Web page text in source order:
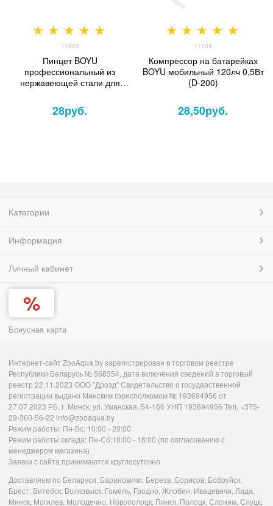
11620
Пинцет BOYU
профессиональный из
нержавеющей стали для
растениями (изогнутые губки)
28руб.
11704
Компрессор на батарейках
BOYU мобильный 120лч 0,5Вт
(D-200)
28,50руб.
Категории
Информация
Личный кабинет
Бонусная карта
Интернет-сайт ZooAqua.by зарегистрирован в торговом реестре
Республики Беларусь № 568354, дата включения сведений в торговый
реестр 22.11.2023 ООО "Дрозд" Свидетельство о государственной
регистрации выдано Минским горисполкомом № 193694956 от
27.07.2023 РБ, г. Минск, ул. Уманская, 54-166 УНП 193694956 Тел. +375-
29-360-56-22 info@zooaqua.by
Режим работы: Пн-Вс: 10:00 - 20:00
Режим работы склада: Пн-Сб:10:00 - 18:00 (по согласованию с
менеджером магазина)
Заявки с сайта принимаются круглосуточно
Доставляем по Беларуси: Барановичи, Береза, Борисов, Бобруйск,
Брест, Витебск, Волковыск, Гомель, Гродно, Жлобин, Ивацевичи, Лида,
Минск, Могилев, Молодечно, Новополоцк, Пинск, Полоцк, Слоним, Слуцк,